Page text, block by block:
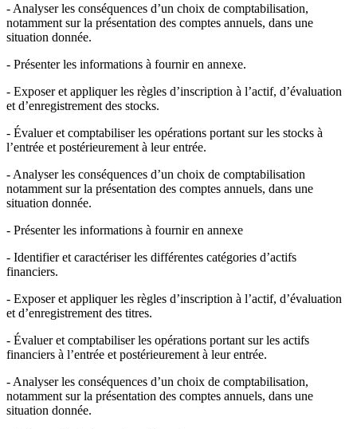
- Analyser les conséquences d’un choix de comptabilisation,
notamment sur la présentation des comptes annuels, dans une
situation donnée.
- Présenter les informations à fournir en annexe.
- Exposer et appliquer les règles d’inscription à l’actif, d’évaluation
et d’enregistrement des stocks.
- Évaluer et comptabiliser les opérations portant sur les stocks à
l’entrée et postérieurement à leur entrée.
- Analyser les conséquences d’un choix de comptabilisation
notamment sur la présentation des comptes annuels, dans une
situation donnée.
- Présenter les informations à fournir en annexe
- Identifier et caractériser les différentes catégories d’actifs
financiers.
- Exposer et appliquer les règles d’inscription à l’actif, d’évaluation
et d’enregistrement des titres.
- Évaluer et comptabiliser les opérations portant sur les actifs
financiers à l’entrée et postérieurement à leur entrée.
- Analyser les conséquences d’un choix de comptabilisation,
notamment sur la présentation des comptes annuels, dans une
situation donnée.